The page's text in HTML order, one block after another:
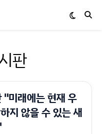
판
미래에는 현재 우
지 않을 수 있는 새